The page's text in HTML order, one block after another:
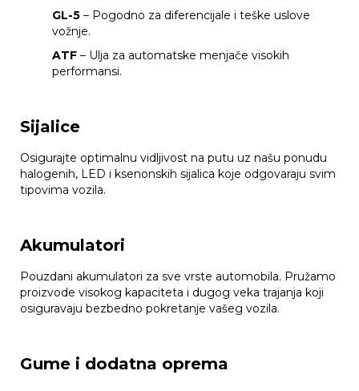
GL-5 – Pogodno za diferencijale i teške uslove
vožnje.
ATF – Ulja za automatske menjače visokih
performansi.
Sijalice
Osigurajte optimalnu vidljivost na putu uz našu ponudu
halogenih, LED i ksenonskih sijalica koje odgovaraju svim
tipovima vozila.
Akumulatori
Pouzdani akumulatori za sve vrste automobila. Pružamo
proizvode visokog kapaciteta i dugog veka trajanja koji
osiguravaju bezbedno pokretanje vašeg vozila.
Gume i dodatna oprema